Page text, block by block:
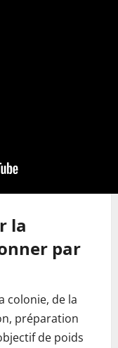
la
par
colonie, de la
préparation
de poids